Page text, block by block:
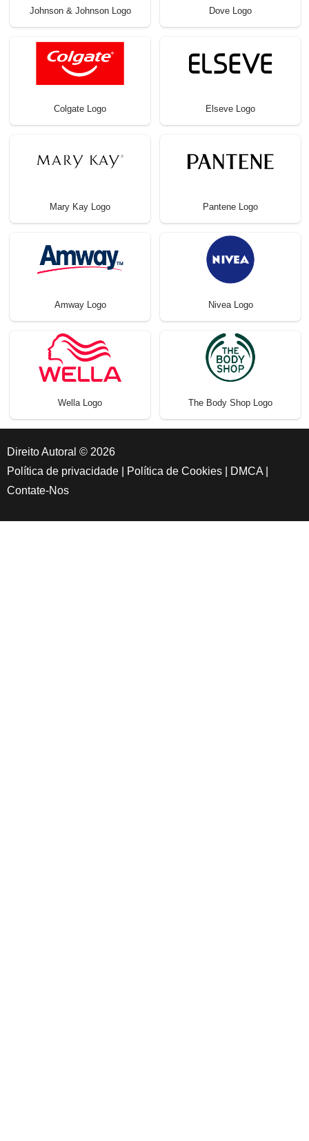
Johnson & Johnson Logo Dove Logo
Colgate Logo Elseve Logo
Mary Kay Logo Pantene Logo
Amway Logo Nivea Logo
Wella Logo The Body Shop Logo
Direito Autoral © 2026
Política de privacidade
Política de Cookies DMCA
Contate-Nos